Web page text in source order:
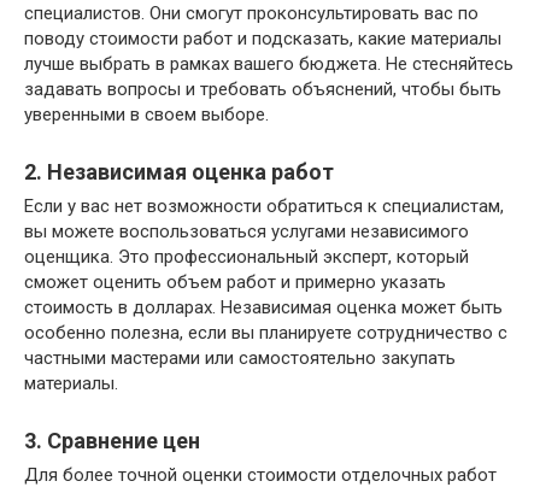
специалистов. Они смогут проконсультировать вас по
поводу стоимости работ и подсказать, какие материалы
лучше выбрать в рамках вашего бюджета. Не стесняйтесь
задавать вопросы и требовать объяснений, чтобы быть
уверенными в своем выборе.
2. Независимая оценка работ
Если у вас нет возможности обратиться к специалистам,
вы можете воспользоваться услугами независимого
оценщика. Это профессиональный эксперт, который
сможет оценить объем работ и примерно указать
стоимость в долларах. Независимая оценка может быть
особенно полезна, если вы планируете сотрудничество с
частными мастерами или самостоятельно закупать
материалы.
3. Сравнение цен
Для более точной оценки стоимости отделочных работ